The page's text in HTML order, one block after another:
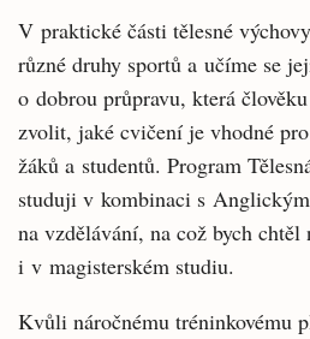
V praktické části tělesné
různé druhy sportů a učíme se
o dobrou průpravu, která
zvolit, jaké cvičení je vhodné
žáků a studentů. Program
studuji v kombinaci s
na vzdělávání, na což bych chtěl
i v magisterském studiu.
Kvůli náročnému tréninkovému